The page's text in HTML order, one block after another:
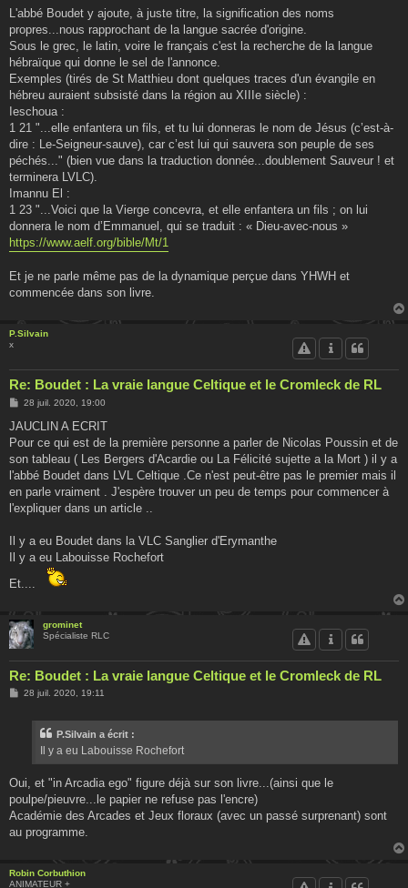
L'abbé Boudet y ajoute, à juste titre, la signification des noms
propres...nous rapprochant de la langue sacrée d'origine.
Sous le grec, le latin, voire le français c'est la recherche de la langue
hébraïque qui donne le sel de l'annonce.
Exemples (tirés de St Matthieu dont quelques traces d'un évangile en
hébreu auraient subsisté dans la région au XIIIe siècle) :
Ieschoua :
1 21 "...elle enfantera un fils, et tu lui donneras le nom de Jésus (c’est-à-
dire : Le-Seigneur-sauve), car c’est lui qui sauvera son peuple de ses
péchés..." (bien vue dans la traduction donnée...doublement Sauveur ! et
terminera LVLC).
Imannu El :
1 23 "...Voici que la Vierge concevra, et elle enfantera un fils ; on lui
donnera le nom d’Emmanuel, qui se traduit : « Dieu-avec-nous »
https://www.aelf.org/bible/Mt/1
Et je ne parle même pas de la dynamique perçue dans YHWH et
commencée dans son livre.
P.Silvain
x
Re: Boudet : La vraie langue Celtique et le Cromleck de RL
M
s
a
g
28 juil. 2020, 19:00
JAUCLIN A ECRIT
Pour ce qui est de la première personne a parler de Nicolas Poussin et de
son tableau ( Les Bergers d'Acardie ou La Félicité sujette a la Mort ) il y a
l'abbé Boudet dans LVL Celtique .Ce n'est peut-être pas le premier mais il
en parle vraiment . J'espère trouver un peu de temps pour commencer à
l'expliquer dans un article ..
Il y a eu Boudet dans la VLC Sanglier d'Erymanthe
Il y a eu Labouisse Rochefort
Et....
grominet
Spécialiste RLC
Re: Boudet : La vraie langue Celtique et le Cromleck de RL
M28 juil. 2020, 19:11
P.Silvain a écrit :
Il y a eu Labouisse Rochefort
Oui, et "in Arcadia ego" figure déjà sur son livre...(ainsi que le
poulpe/pieuvre...le papier ne refuse pas l'encre)
Académie des Arcades et Jeux floraux (avec un passé surprenant) sont
au programme.
Robin Corbuthion
ANIMATEUR +